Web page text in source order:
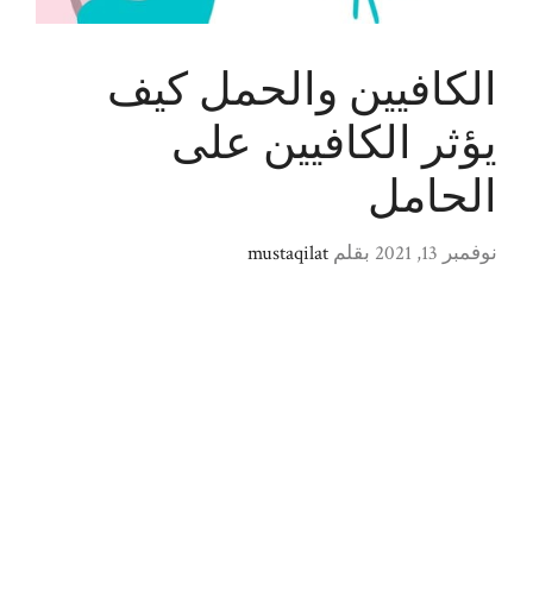
الكافيين والحمل كيف
يؤثر الكافيين على
الحامل
نوفمبر 13, 2021 بقلم mustaqilat